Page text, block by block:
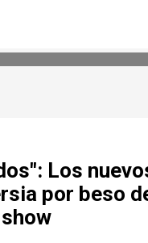
Los
por beso